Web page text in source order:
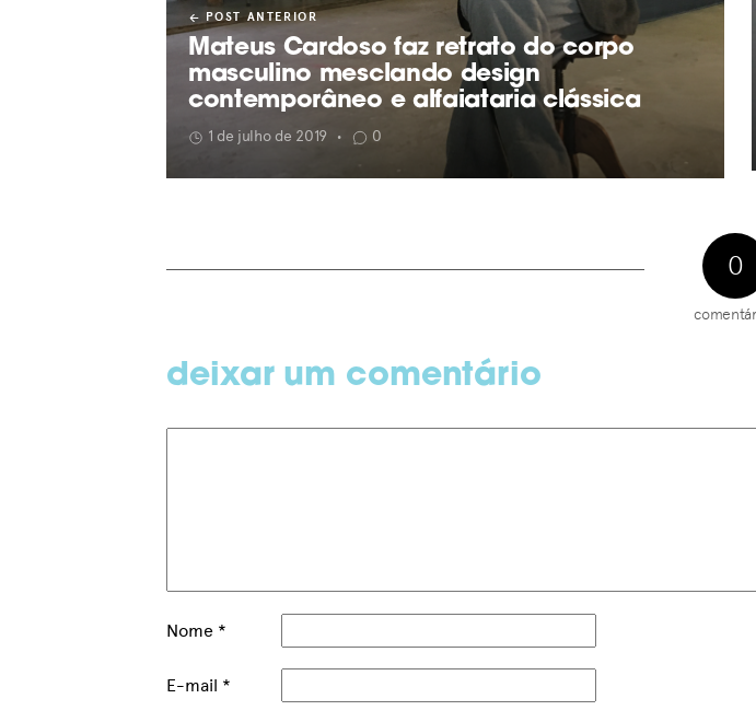
POST ANTERIOR
Mateus Cardoso faz retrato do corpo
masculino mesclando design
contemporâneo e alfaiataria clássica
1 de julho de 2019 • 0
0
deixar um comentário
Nome *
E-mail *